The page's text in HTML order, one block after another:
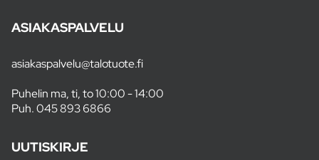
ASIAKASPALVELU
asiakaspalvelu@talotuote.fi
Puhelin ma, ti, to 10:00 - 14:00
Puh.045 893 6866
UUTISKIRJE